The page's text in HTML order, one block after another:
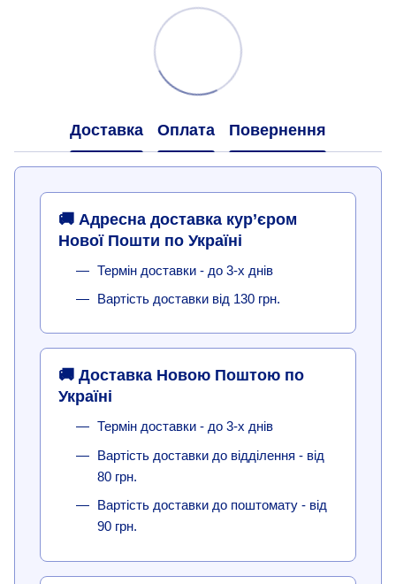
Доставка Оплата Повернення
🚚 Адресна доставка кур’єром
Нової Пошти по Україні
Термін доставки - до 3-х днів
Вартість доставки від 130 грн.
🚚 Доставка Новою Поштою по
Україні
Термін доставки - до 3-х днів
Вартість доставки до відділення - від
80 грн.
Вартість доставки до поштомату - від
90 грн.